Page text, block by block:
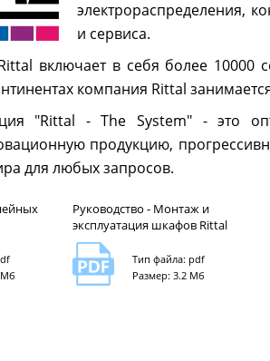
электрораспределения,
и сервиса.
включает в себя более 10000
компания Rittal
"Rittal - The System" - это
продукцию,
для любых запросов.
Мб
Руководство - Монтаж и
эксплуатация шкафов Rittal
Тип файла: pdf
Размер: 3.2 Мб